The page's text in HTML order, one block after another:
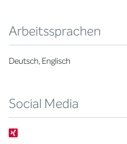
Arbeitssprachen
Deutsch, Englisch
Social Media